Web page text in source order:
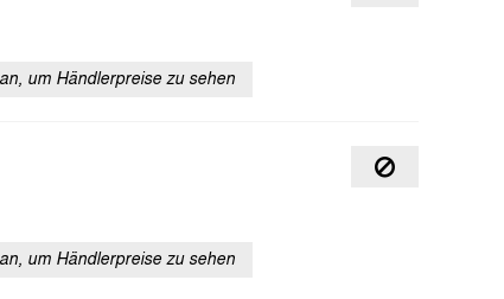
um Händlerpreise zu sehen
um Händlerpreise zu sehen